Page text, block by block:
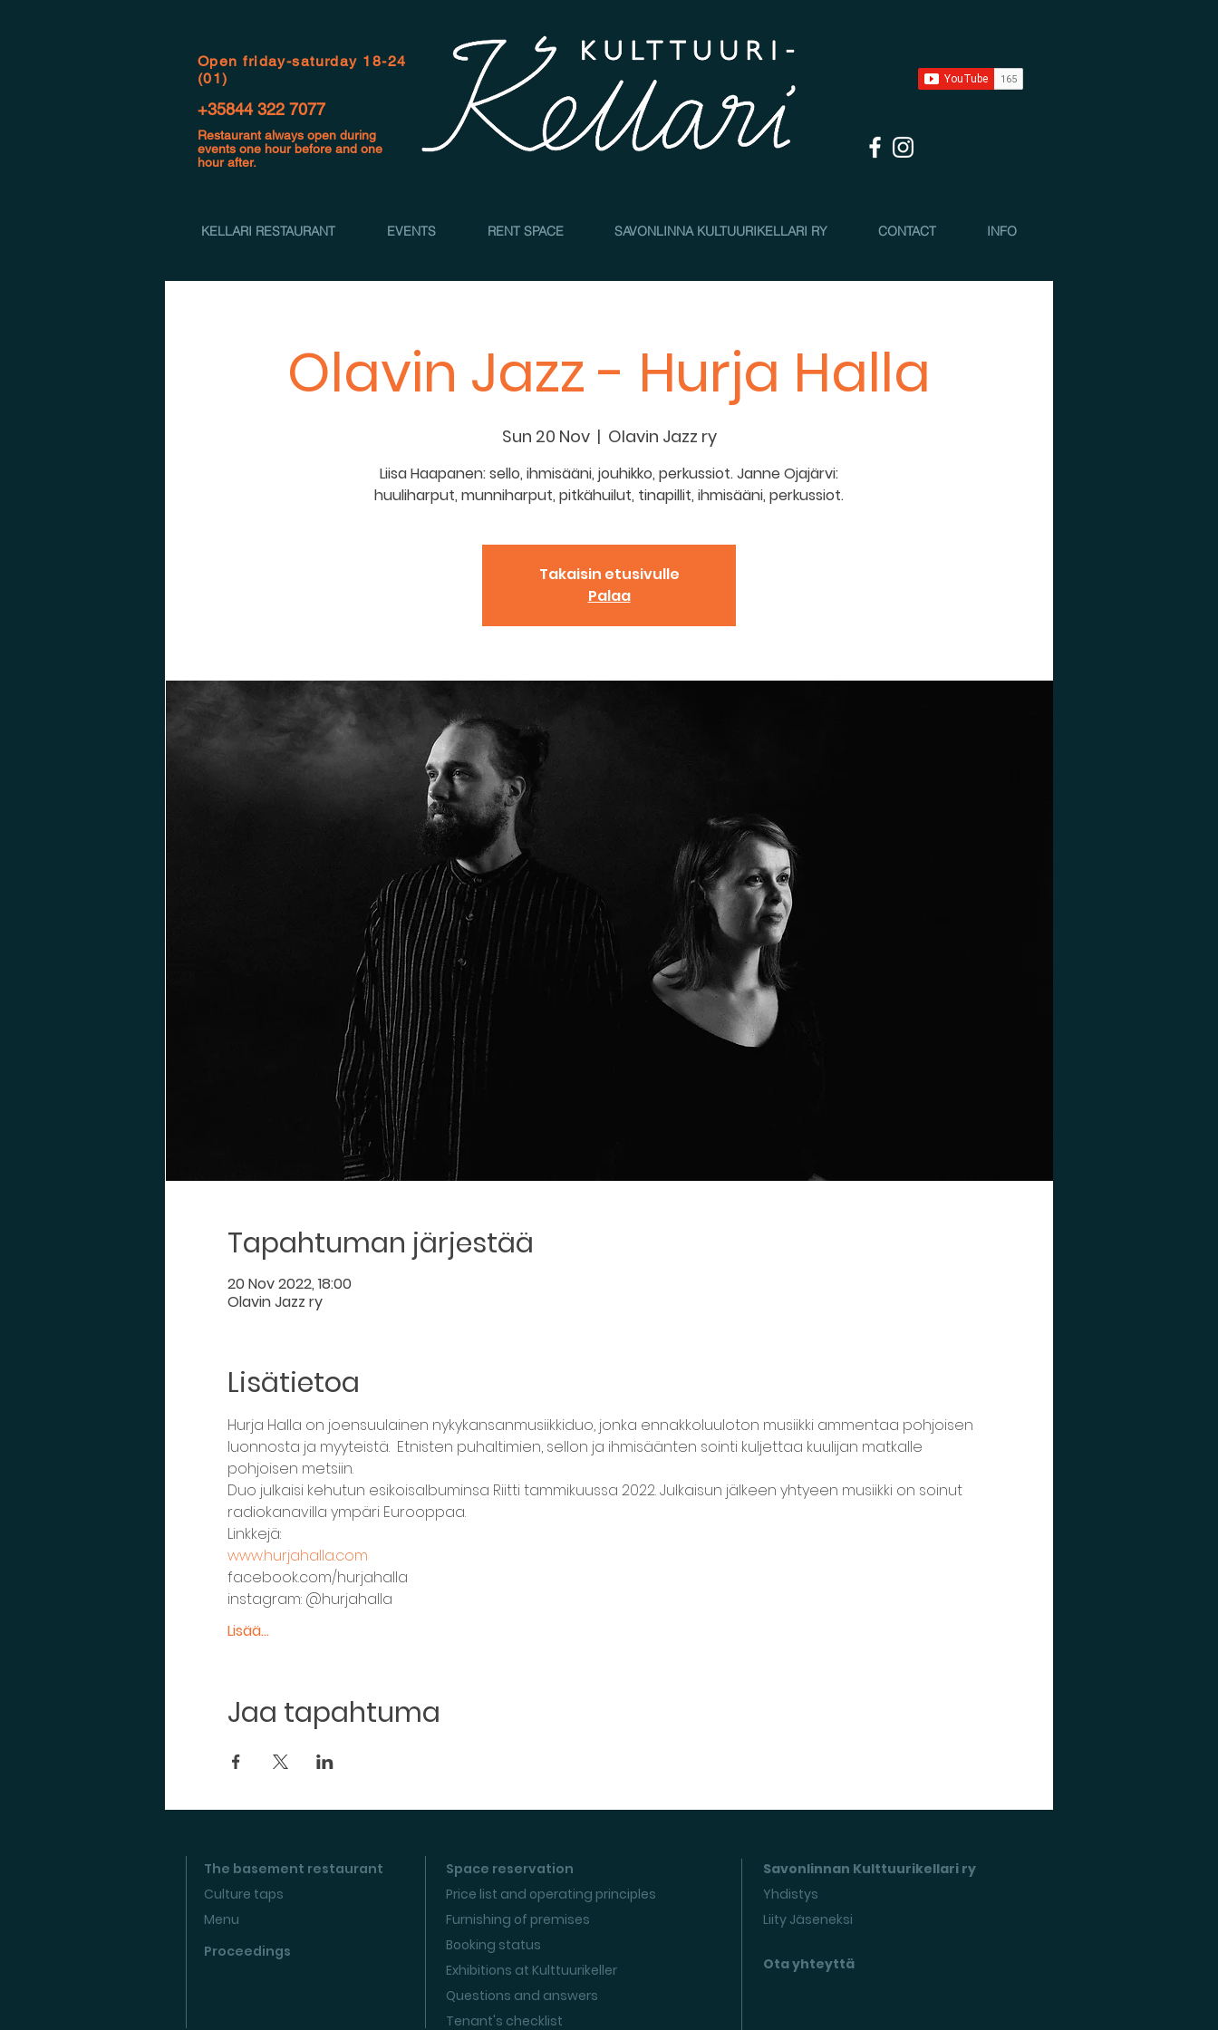
Open friday-saturday 18-24
(01)
+35844 322 7077
Restaurant always open during
events one hour before and one
hour after.
KELLARI RESTAURANT EVENTS RENT SPACE SAVONLINNA KULTUURIKELLARI RY CONTACT INFO
Olavin Jazz - Hurja Halla
Sun 20 Nov
  |
Olavin Jazz ry
Liisa Haapanen: sello, ihmisääni, jouhikko, perkussiot. Janne Ojajärvi:
huuliharput, munniharput, pitkähuilut, tinapillit, ihmisääni, perkussiot.
Takaisin etusivulle
Palaa
Tapahtuman järjestää
20 Nov 2022, 18:00
Olavin Jazz ry
Lisätietoa
Hurja Halla on joensuulainen nykykansanmusiikkiduo, jonka ennakkoluuloton musiikki ammentaa pohjoisen
luonnosta ja myyteistä.  Etnisten puhaltimien, sellon ja ihmisäänten sointi kuljettaa kuulijan matkalle
pohjoisen metsiin.
Duo julkaisi kehutun esikoisalbuminsa Riitti tammikuussa 2022. Julkaisun jälkeen yhtyeen musiikki on soinut
radiokanavilla ympäri Eurooppaa.
Linkkejä:
www.hurjahalla.com
facebook.com/hurjahalla
instagram: @hurjahalla
Lisää...
Jaa tapahtuma
The basement restaurant
Culture taps
Menu
Proceedings
Space reservation
Price list and operating principles
Furnishing of premises
Booking status
Exhibitions at Kulttuurikeller
Questions and answers
Tenant's checklist
Savonlinnan Kulttuurikellari ry
Yhdistys
Liity Jäseneksi
Ota yhteyttä